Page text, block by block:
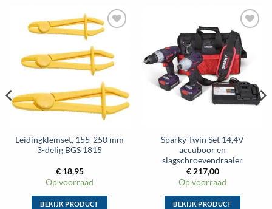
Toevoegen
wenslijst
Leidingklemset, 155-250 mm
3-delig BGS 1815
€18,95
Op voorraad
BEKIJK PRODUCT
Toevoegen
aan
wenslijst
Sparky Twin Set 14,4V
accuboor en
slagschroevendraaier
€217,00
Op voorraad
BEKIJK PRODUCT